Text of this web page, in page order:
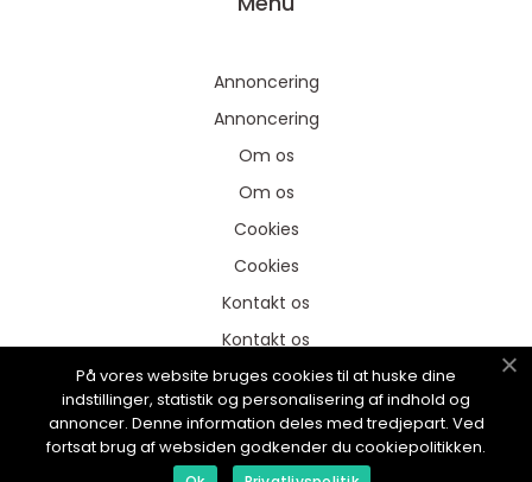
Annoncering
Annoncering
Om os
Om os
Cookies
Cookies
Kontakt os
Kontakt os
Sitemap
Sitemap
På vores website bruges cookies til at huske dine
indstillinger, statistik og personalisering af indhold og
annoncer. Denne information deles med tredjepart. Ved
fortsat brug af websiden godkender du cookiepolitikken.